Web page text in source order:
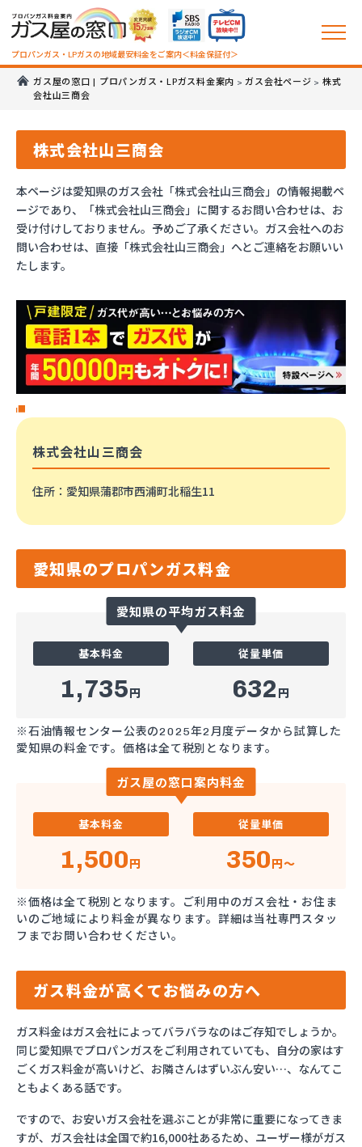
プロパンガス・LPガスの地域最安料金をご案内＜料金保証付＞
ガス屋の窓口 | プロパンガス・LPガス料金案内 >ガス会社ページ > 株式
会社山三商会
株式会社山三商会
本ページは愛知県のガス会社「株式会社山三商会」の情報掲載ペ
ージであり、「株式会社山三商会」に関するお問い合わせは、お
受け付けしておりません。予めご了承ください。ガス会社へのお
問い合わせは、直接「株式会社山三商会」へとご連絡をお願いい
たします。
株式会社山三商会
住所 ：愛知県蒲郡市西浦町北稲生11
愛知県のプロパンガス料金
愛知県の平均ガス料金
基本料金
1,735円
従量単価
632 円
※石油情報センター公表の2025年2月度データから試算した
愛知県の料金です。価格は全て税別となります。
ガス屋の窓口案内料金
基本料金
1,500円
従量単価
350円～
※価格は全て税別となります。ご利用中のガス会社・お住ま
いのご地域により料金が異なります。詳細は当社専門スタッ
フまでお問い合わせください。
ガス料金が高くてお悩みの方へ
ガス料金はガス会社によってバラバラなのはご存知でしょうか。
同じ愛知県でプロパンガスをご利用されていても、自分の家はす
ごくガス料金が高いけど、お隣さんはずいぶん安い…、なんてこ
ともよくある話です。
ですので、お安いガス会社を選ぶことが非常に重要になってきま
すが、ガス会社は全国で約16,000社あるため、ユーザー様がガス